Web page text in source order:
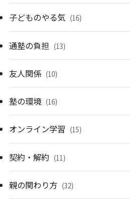
子どものやる気 (16)
通塾の負担 (13)
友人関係 (10)
塾の環境 (16)
オンライン学習 (15)
契約・解約 (11)
親の関わり方 (32)